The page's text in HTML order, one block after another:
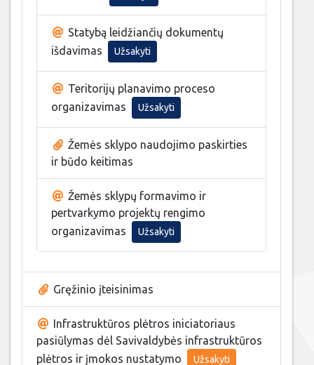
Statybą leidžiančių dokumentų
išdavimas
Užsakyti
Teritorijų planavimo proceso
organizavimas
Užsakyti
Žemės sklypo naudojimo paskirties
ir būdo keitimas
Žemės sklypų formavimo ir
pertvarkymo projektų rengimo
organizavimas
Užsakyti
Gręžinio įteisinimas
Infrastruktūros plėtros iniciatoriaus
pasiūlymas dėl Savivaldybės infrastruktūros
plėtros ir įmokos nustatymo
Užsakyti